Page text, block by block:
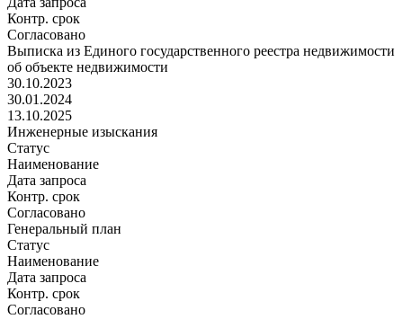
Контр. срок
Согласовано
Выписка из Единого государственного реестра недвижимости
об объекте недвижимости
30.10.2023
30.01.2024
13.10.2025
Инженерные изыскания
Статус
Наименование
Дата запроса
Контр. срок
Согласовано
Генеральный план
Статус
Наименование
Дата запроса
Контр. срок
Согласовано